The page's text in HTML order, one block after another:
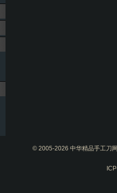
© 2005-2026 中华精品手工刀